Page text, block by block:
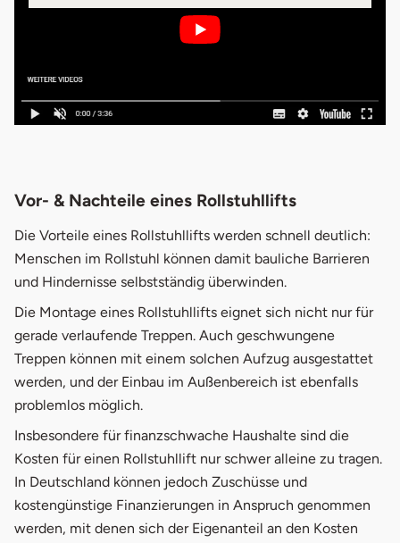
Vor- & Nachteile eines Rollstuhllifts
Die Vorteile eines Rollstuhllifts werden schnell deutlich:
Menschen im Rollstuhl können damit bauliche Barrieren
und Hindernisse selbstständig überwinden.
Die Montage eines Rollstuhllifts eignet sich nicht nur für
gerade verlaufende Treppen. Auch geschwungene
Treppen können mit einem solchen Aufzug ausgestattet
werden, und der Einbau im Außenbereich ist ebenfalls
problemlos möglich.
Insbesondere für finanzschwache Haushalte sind die
Kosten für einen Rollstuhllift nur schwer alleine zu tragen.
In Deutschland können jedoch Zuschüsse und
kostengünstige Finanzierungen in Anspruch genommen
werden, mit denen sich der Eigenanteil an den Kosten